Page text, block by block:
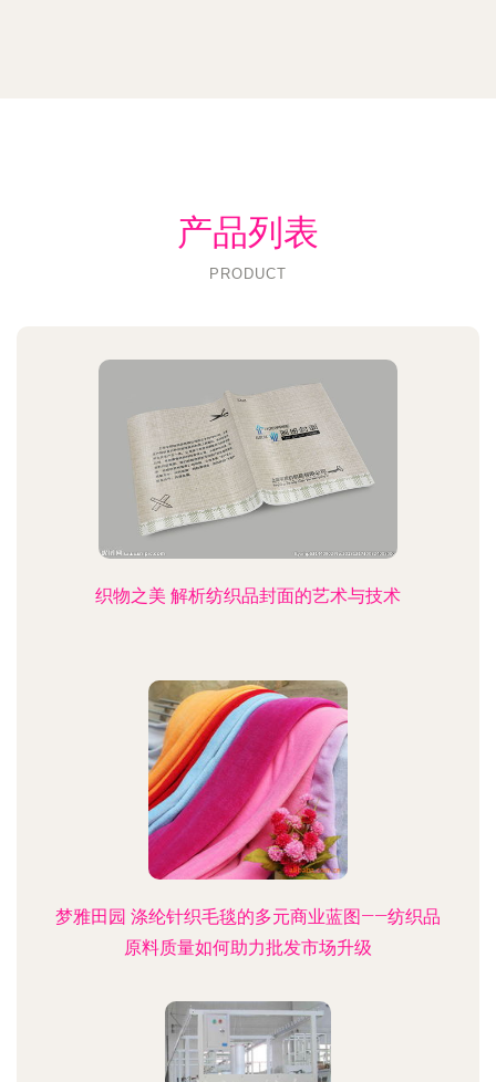
产品列表
PRODUCT
织物之美 解析纺织品封面的艺术与技术
梦雅田园 涤纶针织毛毯的多元商业蓝图——纺织品
原料质量如何助力批发市场升级